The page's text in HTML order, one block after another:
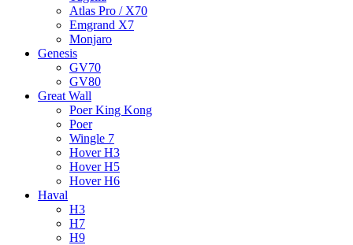
Atlas Pro / X70
Emgrand X7
Monjaro
Genesis
GV70
GV80
Great Wall
Poer King Kong
Poer
Wingle 7
Hover H3
Hover H5
Hover H6
Haval
H3
H7
H9